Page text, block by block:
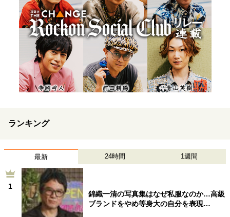
ランキング
最新 24時間 1週間
1
錦織一清の写真集はなぜ私服なのか…高級
ブランドをやめ等身大の自分を表現…